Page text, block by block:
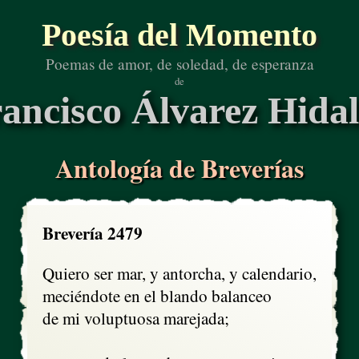
Poesía del Momento
Poemas de amor, de soledad, de esperanza
de
Álvarez
Antología de Breverías
Brevería 2479
Quiero ser mar, y antorcha, y calendario,
meciéndote en el blando balanceo
de mi voluptuosa marejada;